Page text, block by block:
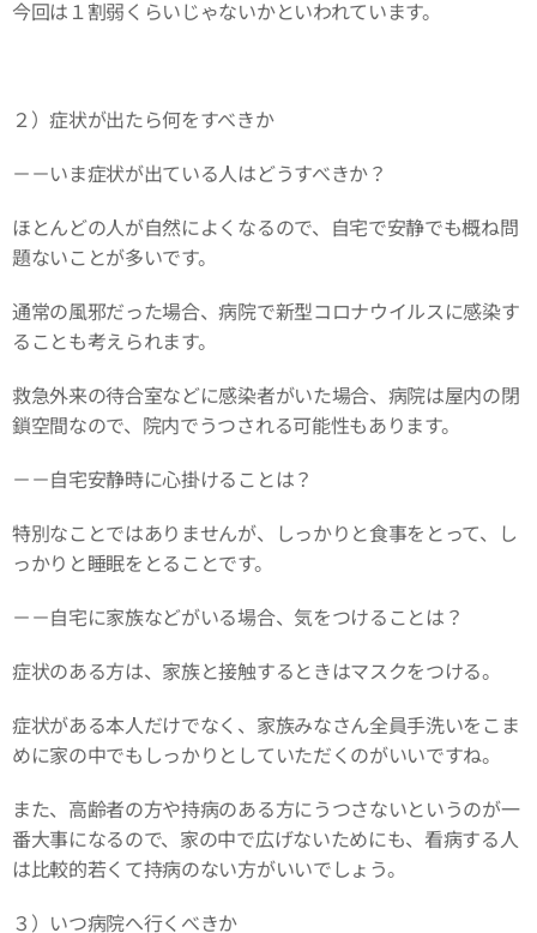
今回は１割弱くらいじゃないかといわれています。
２）症状が出たら何をすべきか
－－いま症状が出ている人はどうすべきか？
ほとんどの人が自然によくなるので、自宅で安静でも概ね問
題ないことが多いです。
通常の風邪だった場合、病院で新型コロナウイルスに感染す
ることも考えられます。
救急外来の待合室などに感染者がいた場合、病院は屋内の閉
鎖空間なので、院内でうつされる可能性もあります。
－－自宅安静時に心掛けることは？
特別なことではありませんが、しっかりと食事をとって、し
っかりと睡眠をとることです。
－－自宅に家族などがいる場合、気をつけることは？
症状のある方は、家族と接触するときはマスクをつける。
症状がある本人だけでなく、家族みなさん全員手洗いをこま
めに家の中でもしっかりとしていただくのがいいですね。
また、高齢者の方や持病のある方にうつさないというのが一
番大事になるので、家の中で広げないためにも、看病する人
は比較的若くて持病のない方がいいでしょう。
３）いつ病院へ行くべきか